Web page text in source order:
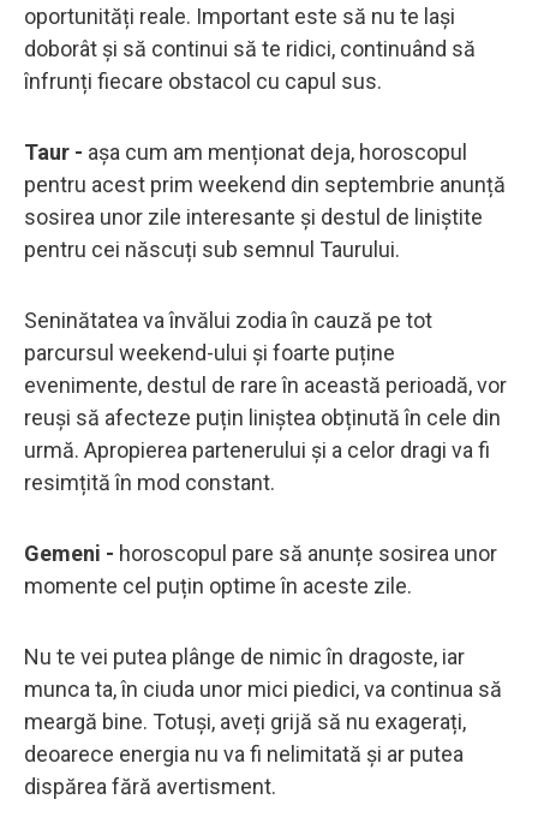
oportunități reale. Important este să nu te lași
doborât și să continui să te ridici, continuând să
înfrunți fiecare obstacol cu capul sus.
Taur - așa cum am menționat deja, horoscopul
pentru acest prim weekend din septembrie anunță
sosirea unor zile interesante și destul de liniștite
pentru cei născuți sub semnul Taurului.
Seninătatea va învălui zodia în cauză pe tot
parcursul weekend-ului și foarte puține
evenimente, destul de rare în această perioadă, vor
reuși să afecteze puțin liniștea obținută în cele din
urmă. Apropierea partenerului și a celor dragi va fi
resimțită în mod constant.
Gemeni - horoscopul pare să anunțe sosirea unor
momente cel puțin optime în aceste zile.
Nu te vei putea plânge de nimic în dragoste, iar
munca ta, în ciuda unor mici piedici, va continua să
meargă bine. Totuși, aveți grijă să nu exagerați,
deoarece energia nu va fi nelimitată și ar putea
dispărea fără avertisment.